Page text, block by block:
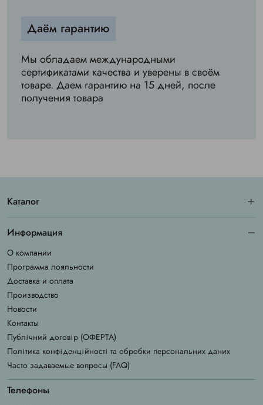
Даём гарантию
Мы обладаем международными
сертификатами качества и уверены в своём
товаре. Даем гарантию на 15 дней, после
получения товара
Каталог
Информация
О компании
Программа лояльности
Доставка и оплата
Производство
Новости
Контакты
Публічний договір (ОФЕРТА)
Політика конфіденційності та обробки персональних даних
Часто задаваемые вопросы (FAQ)
Телефоны